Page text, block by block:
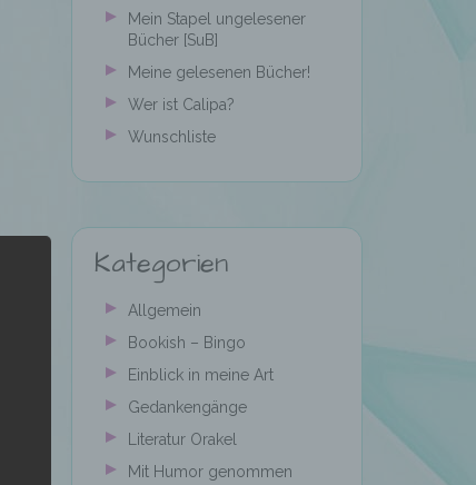
FacebookInstagramPinterest
Mein Stapel ungelesener
Bücher [SuB]
Meine gelesenen Bücher!
Wer ist Calipa?
Wunschliste
Kategorien
Allgemein
Bookish – Bingo
Einblick in meine Art
Gedankengänge
Literatur Orakel
Mit Humor genommen